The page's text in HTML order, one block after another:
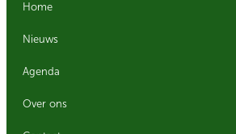
Home
Nieuws
Agenda
Over ons